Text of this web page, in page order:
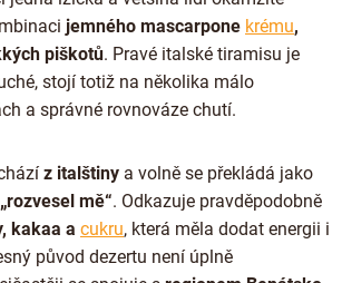
a lanýže
🍫🥜
jemného mascarpone krému,
piškotů. Pravé italské tiramisu je
stojí totiž na několika málo
a správné rovnováze chutí.
z italštiny a volně se překládá jako
mě“. Odkazuje pravděpodobně
kakaa a cukru, která měla dodat energii i
původ dezertu není úplně